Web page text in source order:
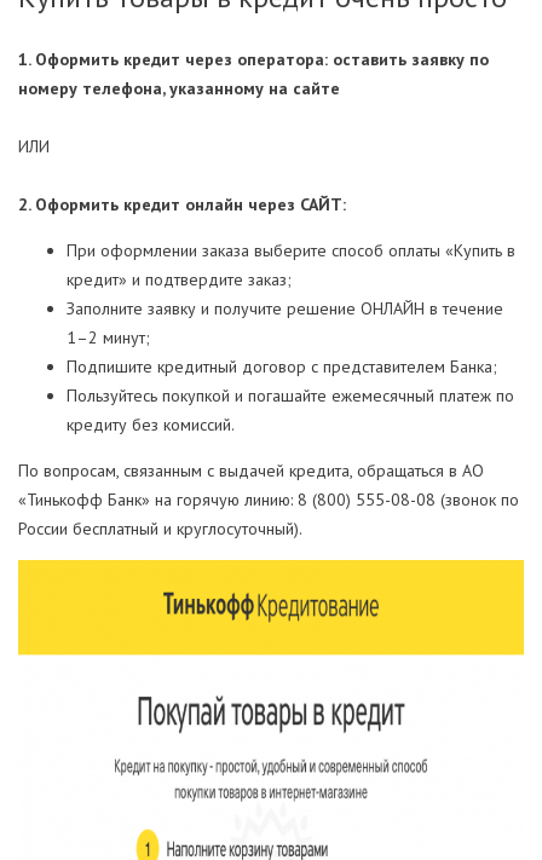
1. Оформить кредит через оператора: оставить заявку по
номеру телефона, указанному на сайте
ИЛИ
2. Оформить кредит онлайн через САЙТ:
При оформлении заказа выберите способ оплаты «Купить в
кредит» и подтвердите заказ;
Заполните заявку и получите решение ОНЛАЙН в течение
1–2 минут;
Подпишите кредитный договор с представителем Банка;
Пользуйтесь покупкой и погашайте ежемесячный платеж по
кредиту без комиссий.
По вопросам, связанным с выдачей кредита, обращаться в АО
«Тинькофф Банк» на горячую линию: 8 (800) 555-08-08 (звонок по
России бесплатный и круглосуточный).